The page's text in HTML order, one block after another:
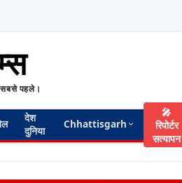
पहले।
देश
दुनिया
Chhattisgarh
🎤
रिपोर्टर
सत्यापन